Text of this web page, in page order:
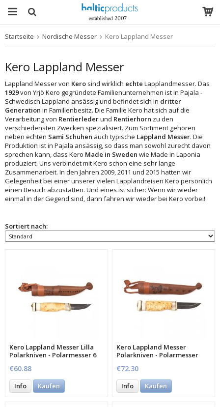
Startseite Nordische Messer Kero Lappland Messer
Kero Lappland Messer
Lappland Messer von Kero sind wirklich echte Lapplandmesser. Das
1929von Yrjö Kero gegründete Familienunternehmen ist in Pajala -
Schwedisch Lappland ansässig und befindet sich in dritter
Generation in Familienbesitz. Die Familie Kero hat sich auf die
Verarbeitung von Rentierlederund Rentierhorn zu den
verschiedensten Zwecken spezialisiert. Zum Sortiment gehören
neben echten Sami Schuhen auch typische Lappland Messer. Die
Produktion ist in Pajala ansässig, so dass man sowohl zurecht davon
sprechen kann, dass Kero Made in Sweden wie Made in Laponia
produziert. Uns verbindet mit Kero schon eine sehr lange
Zusammenarbeit. In den Jahren 2009, 2011 und 2015 hatten wir
Gelegenheit bei einer unserer vielen Lapplandreisen Kero persönlich
einen Besuch abzustatten. Und eines ist sicher: Wenn wir wieder
einmal in der Gegend sind, dann fahren wir wieder bei Kero vorbei!
Sortiert nach:
Kero Lappland Messer Lilla
Polarkniven - Polarmesser 6
€60.88
Info Kaufen
Kero Lappland Messer
Polarkniven - Polarmesser
€72.30
Info Kaufen